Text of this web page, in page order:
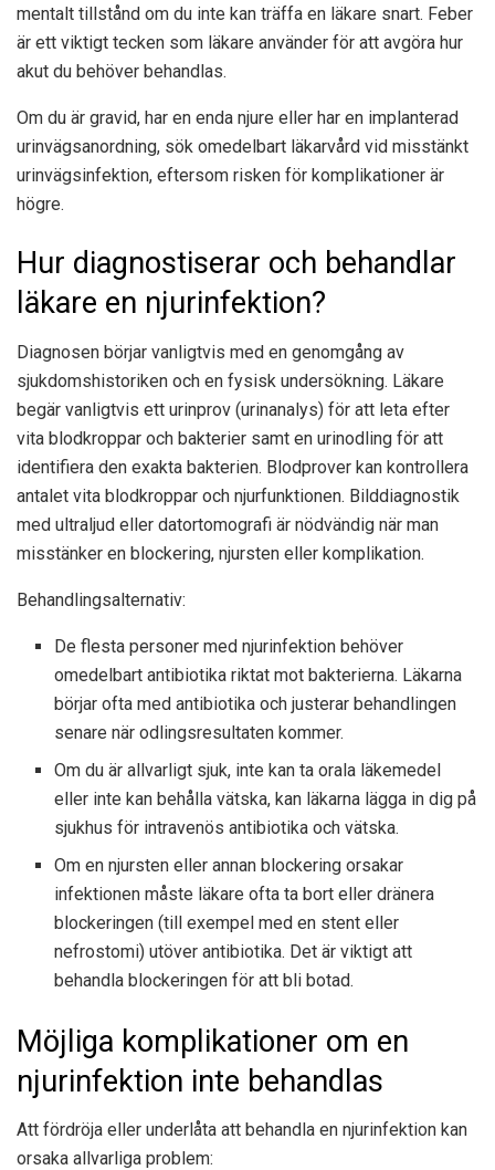
mentalt tillstånd om du inte kan träffa en läkare snart. Feber
är ett viktigt tecken som läkare använder för att avgöra hur
akut du behöver behandlas.
Om du är gravid, har en enda njure eller har en implanterad
urinvägsanordning, sök omedelbart läkarvård vid misstänkt
urinvägsinfektion, eftersom risken för komplikationer är
högre.
Hur diagnostiserar och behandlar
läkare en njurinfektion?
Diagnosen börjar vanligtvis med en genomgång av
sjukdomshistoriken och en fysisk undersökning. Läkare
begär vanligtvis ett urinprov (urinanalys) för att leta efter
vita blodkroppar och bakterier samt en urinodling för att
identifiera den exakta bakterien. Blodprover kan kontrollera
antalet vita blodkroppar och njurfunktionen. Bilddiagnostik
med ultraljud eller datortomografi är nödvändig när man
misstänker en blockering, njursten eller komplikation.
Behandlingsalternativ:
De flesta personer med njurinfektion behöver
omedelbart antibiotika riktat mot bakterierna. Läkarna
börjar ofta med antibiotika och justerar behandlingen
senare när odlingsresultaten kommer.
Om du är allvarligt sjuk, inte kan ta orala läkemedel
eller inte kan behålla vätska, kan läkarna lägga in dig på
sjukhus för intravenös antibiotika och vätska.
Om en njursten eller annan blockering orsakar
infektionen måste läkare ofta ta bort eller dränera
blockeringen (till exempel med en stent eller
nefrostomi) utöver antibiotika. Det är viktigt att
behandla blockeringen för att bli botad.
Möjliga komplikationer om en
njurinfektion inte behandlas
Att fördröja eller underlåta att behandla en njurinfektion kan
orsaka allvarliga problem: